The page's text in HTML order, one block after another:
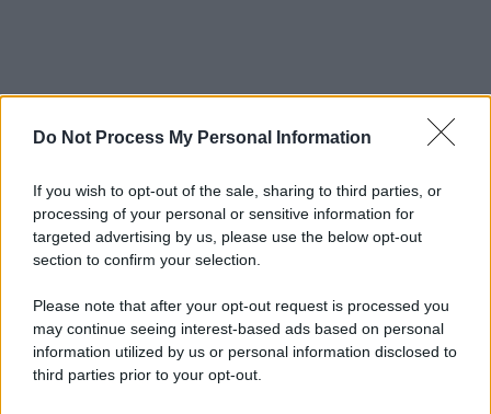
Do Not Process My Personal Information
If you wish to opt-out of the sale, sharing to third parties, or
processing of your personal or sensitive information for
targeted advertising by us, please use the below opt-out
section to confirm your selection.
Please note that after your opt-out request is processed you
may continue seeing interest-based ads based on personal
information utilized by us or personal information disclosed to
third parties prior to your opt-out.